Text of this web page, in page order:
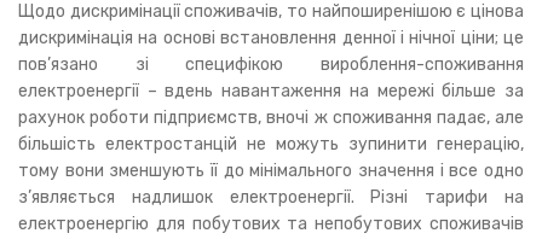
Щодо дискримінації споживачів, то найпоширенішою є цінова
дискримінація на основі встановлення денної і нічної ціни; це
пов’язано зі специфікою вироблення-споживання
електроенергії – вдень навантаження на мережі більше за
рахунок роботи підприємств, вночі ж споживання падає, але
більшість електростанцій не можуть зупинити генерацію,
тому вони зменшують її до мінімального значення і все одно
з’являється надлишок електроенергії. Різні тарифи на
електроенергію для побутових та непобутових споживачів